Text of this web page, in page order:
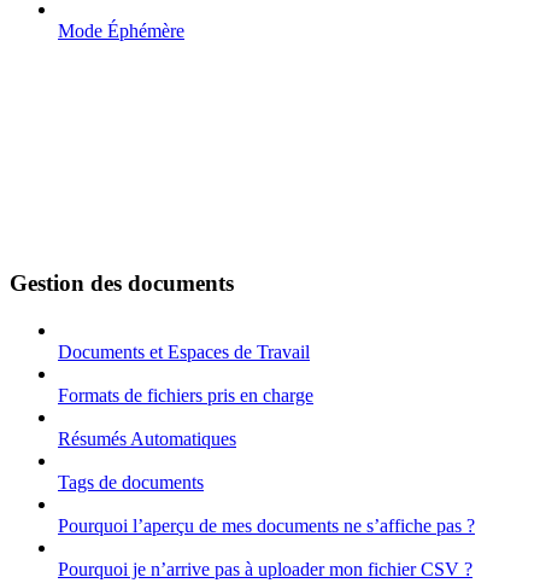
Mode Éphémère
Gestion des documents
Documents et Espaces de Travail
Formats de fichiers pris en charge
Résumés Automatiques
Tags de documents
Pourquoi l’aperçu de mes documents ne s’affiche pas ?
Pourquoi je n’arrive pas à uploader mon fichier CSV ?